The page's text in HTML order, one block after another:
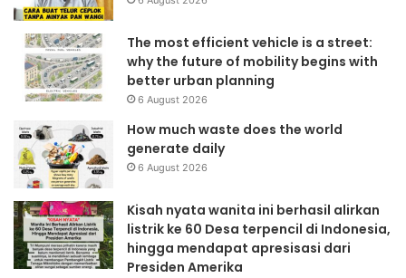
The most efficient vehicle is a street:
why the future of mobility begins with
better urban planning
6 August 2026
How much waste does the world
generate daily
6 August 2026
Kisah nyata wanita ini berhasil alirkan
listrik ke 60 Desa terpencil di Indonesia,
hingga mendapat apresisasi dari
Presiden Amerika